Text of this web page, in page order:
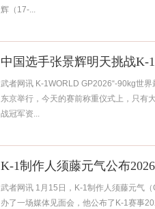
辉（17-...
中国选手张景辉明天挑战K-
武者网讯 K-1WORLD GP2026“-90kg世
东京举行，今天的赛前称重仪式上，只有
战冠军资...
K-1制作人须藤元气公布
武者网讯 1月15日，K-1制作人须藤元气
办了一场媒体见面会，他公布了K-1赛事